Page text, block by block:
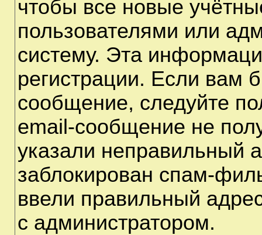
чтобы все новые
пользователями или
систему. Эта
регистрации. Если вам
сообщение, следуйте
email-сообщение не
указали неправильный
заблокирован спам-
ввели правильный
с администратором.